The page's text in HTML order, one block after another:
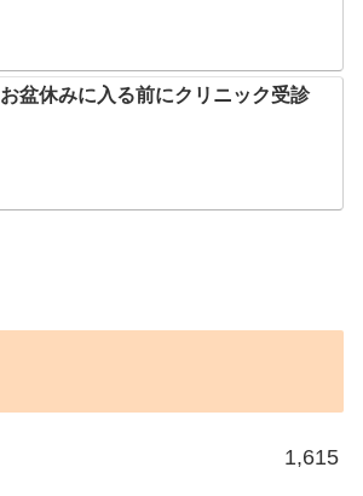
お盆休みに入る前にクリニック受診
1,615